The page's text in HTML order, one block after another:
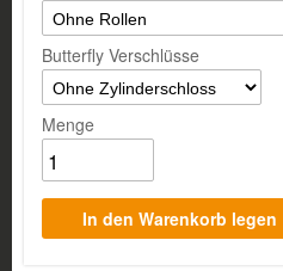
Butterfly Verschlüsse
Menge